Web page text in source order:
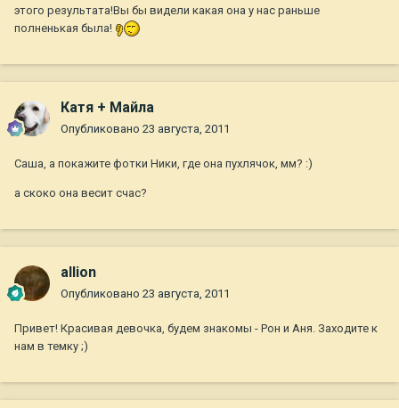
этого результата!Вы бы видели какая она у нас раньше
полненькая была!
Катя + Майла
Опубликовано 23 августа, 2011
Саша, а покажите фотки Ники, где она пухлячок, мм? :)
а скоко она весит счас?
allion
Опубликовано 23 августа, 2011
Привет! Красивая девочка, будем знакомы - Рон и Аня. Заходите к
нам в темку ;)